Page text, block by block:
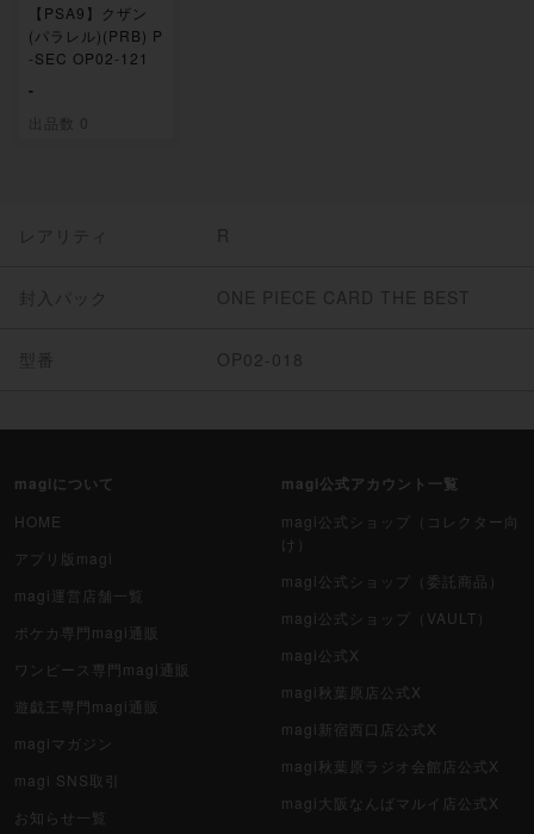
【PSA9】クザン
(パラレル)(PRB) P
-SEC OP02-121
-
出品数 0
レアリティ R
封入パック ONE PIECE CARD THE BEST
型番 OP02-018
magiについて
HOME
アプリ版magi
magi運営店舗一覧
ポケカ専門magi通販
ワンピース専門magi通販
遊戯王専門magi通販
magiマガジン
magi SNS取引
お知らせ一覧
magi公式アカウント一覧
magi公式ショップ（コレクター向
け）
magi公式ショップ（委託商品）
magi公式ショップ（VAULT）
magi公式X
magi秋葉原店公式X
magi新宿西口店公式X
magi秋葉原ラジオ会館店公式X
magi大阪なんばマルイ店公式X